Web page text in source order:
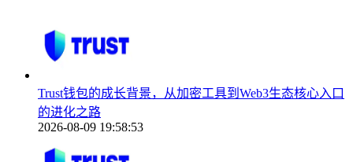
Trust钱包的成长背景，从加密工具到Web3生态核心入口
的进化之路
2026-08-09 19:58:53